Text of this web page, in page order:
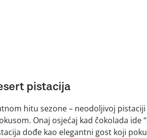
pistacija
hitu sezone – neodoljivoj
Onaj osjećaj kad čokolada ide
dođe kao elegantni gost koji